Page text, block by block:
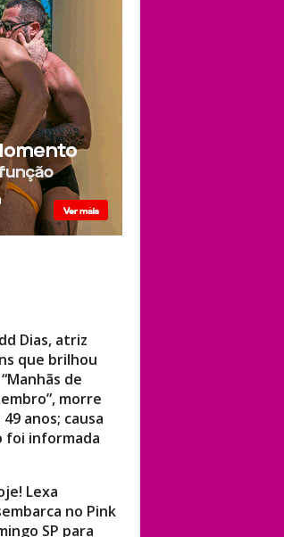
que brilhou
de
morre
49 anos; causa
foi informada
no Pink
SP para
ao vivo com